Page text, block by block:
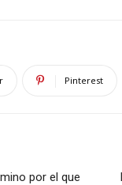
Pinterest
por el que